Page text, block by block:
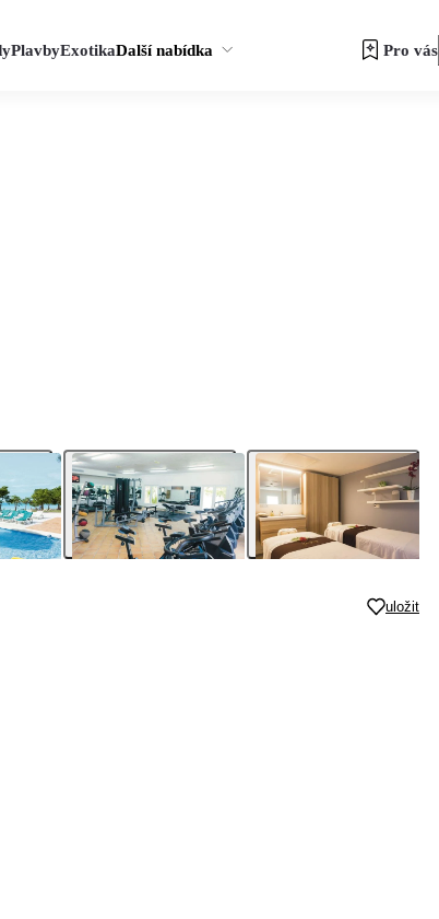
PlavbyExotikaDalší nabídka Pro vás
uložit